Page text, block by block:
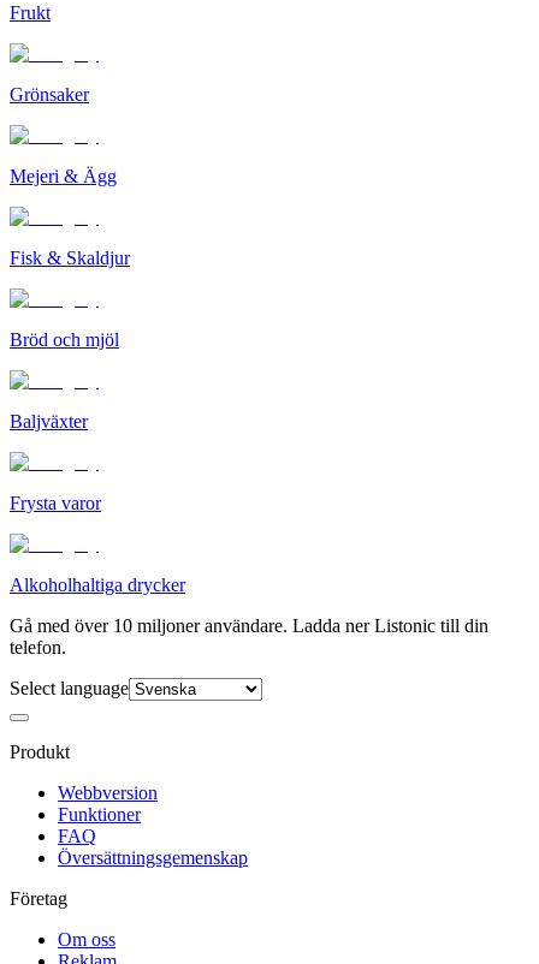
Frukt
Grönsaker
Mejeri & Ägg
Fisk & Skaldjur
Bröd och mjöl
Baljväxter
Frysta varor
Alkoholhaltiga drycker
Gå med över 10 miljoner användare. Ladda ner Listonic till din
telefon.
Select language
Produkt
Webbversion
Funktioner
FAQ
Översättningsgemenskap
Företag
Om oss